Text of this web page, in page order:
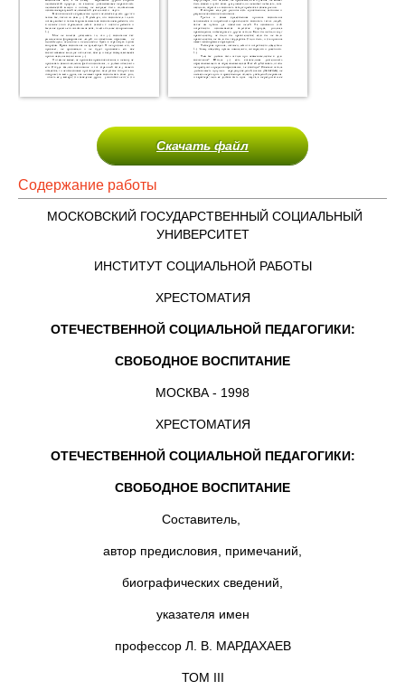
Скачать файл
Содержание работы
МОСКОВСКИЙ ГОСУДАРСТВЕННЫЙ СОЦИАЛЬНЫЙ
УНИВЕРСИТЕТ
ИНСТИТУТ СОЦИАЛЬНОЙ РАБОТЫ
ХРЕСТОМАТИЯ
ОТЕЧЕСТВЕННОЙ СОЦИАЛЬНОЙ ПЕДАГОГИКИ:
СВОБОДНОЕ ВОСПИТАНИЕ
МОСКВА - 1998
ХРЕСТОМАТИЯ
ОТЕЧЕСТВЕННОЙ СОЦИАЛЬНОЙ ПЕДАГОГИКИ:
СВОБОДНОЕ ВОСПИТАНИЕ
Составитель,
автор предисловия, примечаний,
биографических сведений,
указателя имен
профессор Л. В. МАРДАХАЕВ
ТОМ III